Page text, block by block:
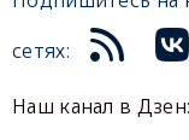
сетях:
Наш канал в Дзен: